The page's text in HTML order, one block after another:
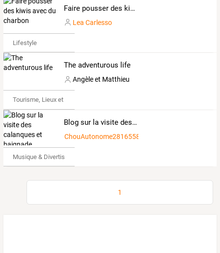
Faire pousser des kiwis avec du charbon
Lea Carlesso
Lifestyle
The adventurous life
Angèle et Matthieu
Tourisme, Lieux et Événements
Blog sur la visite des calanques et baignade
ChouAutonome2816558
Musique & Divertissements
1